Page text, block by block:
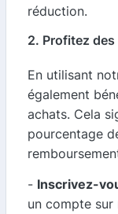
réduction.
2. Profitez
En utilisant
également
achats. Cela
pourcentage
- Inscrivez-
un compte